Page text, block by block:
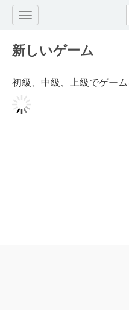
新しいゲーム
初級、中級、上級でゲーム